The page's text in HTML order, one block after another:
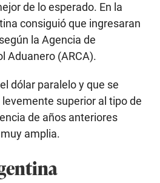
de lo esperado. En la
consiguió que ingresaran
la Agencia de
Aduanero (ARCA).
dólar paralelo y que se
superior al tipo de
de años anteriores
amplia.